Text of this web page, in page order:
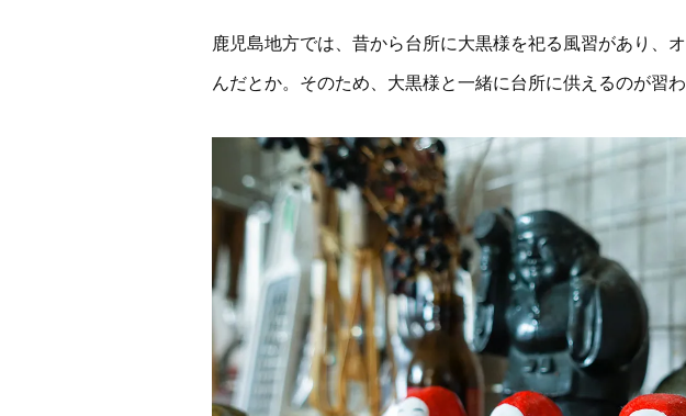
鹿児島地方では、昔から台所に大黒様を祀る風習があり、
んだとか。そのため、大黒様と一緒に台所に供えるのが習わ